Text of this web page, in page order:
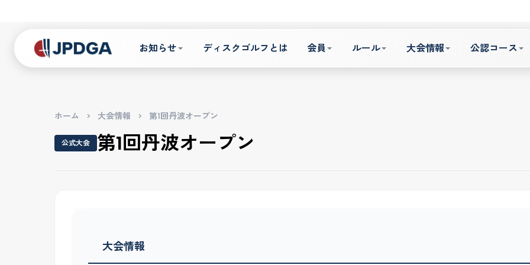
お知らせ ディスクゴルフとは 会員 ルール 大会情報 公認コース
ホーム > 大会情報 > 第1回丹波オープン
公式大会 第1回丹波オープン
大会情報